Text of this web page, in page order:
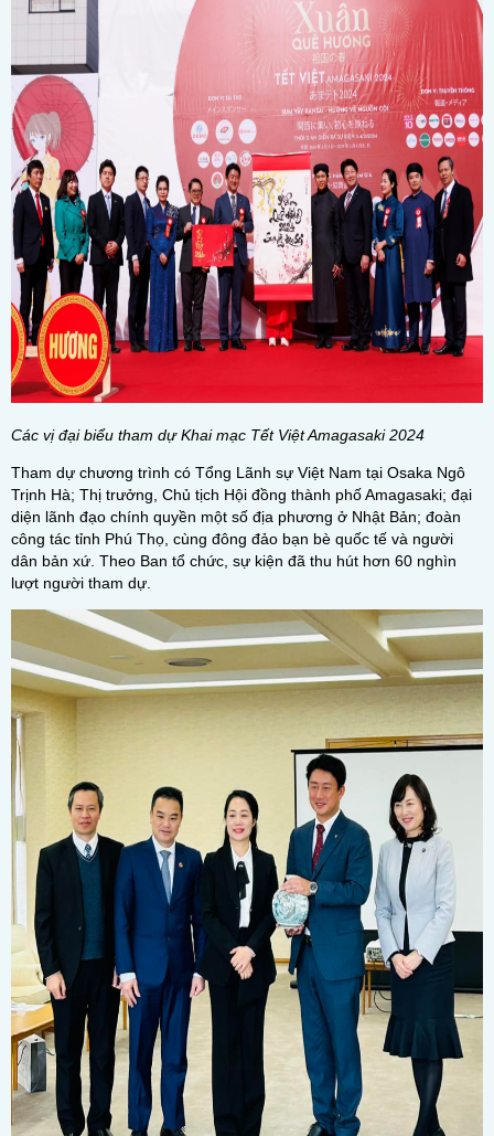
Các vị đại biểu tham dự Khai mạc Tết Việt Amagasaki 2024
Tham dự chương trình có Tổng Lãnh sự Việt Nam tại Osaka Ngô
Trịnh Hà; Thị trưởng, Chủ tịch Hội đồng thành phố Amagasaki; đại
diện lãnh đạo chính quyền một số địa phương ở Nhật Bản; đoàn
công tác tỉnh Phú Thọ, cùng đông đảo bạn bè quốc tế và người
dân bản xứ. Theo Ban tổ chức, sự kiện đã thu hút hơn 60 nghìn
lượt người tham dự.